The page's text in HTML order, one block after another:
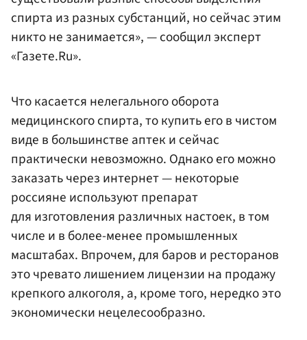
спирта из разных субстанций, но сейчас этим
никто не занимается», — сообщил эксперт
«Газете.Ru».
Что касается нелегального оборота
медицинского спирта, то купить его в чистом
виде в большинстве аптек и сейчас
практически невозможно. Однако его можно
заказать через интернет — некоторые
россияне используют препарат
для изготовления различных настоек, в том
числе и в более-менее промышленных
масштабах. Впрочем, для баров и ресторанов
это чревато лишением лицензии на продажу
крепкого алкоголя, а, кроме того, нередко это
экономически нецелесообразно.